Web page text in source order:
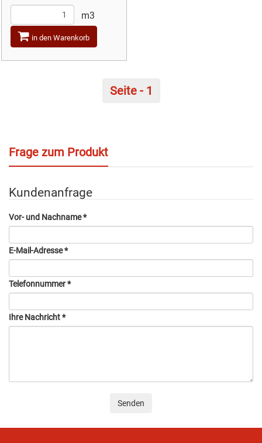
m3
in den Warenkorb
Seite - 1
Frage zum Produkt
Kundenanfrage
Vor- und Nachname*
E-Mail-Adresse*
Telefonnummer*
Ihre Nachricht*
Senden